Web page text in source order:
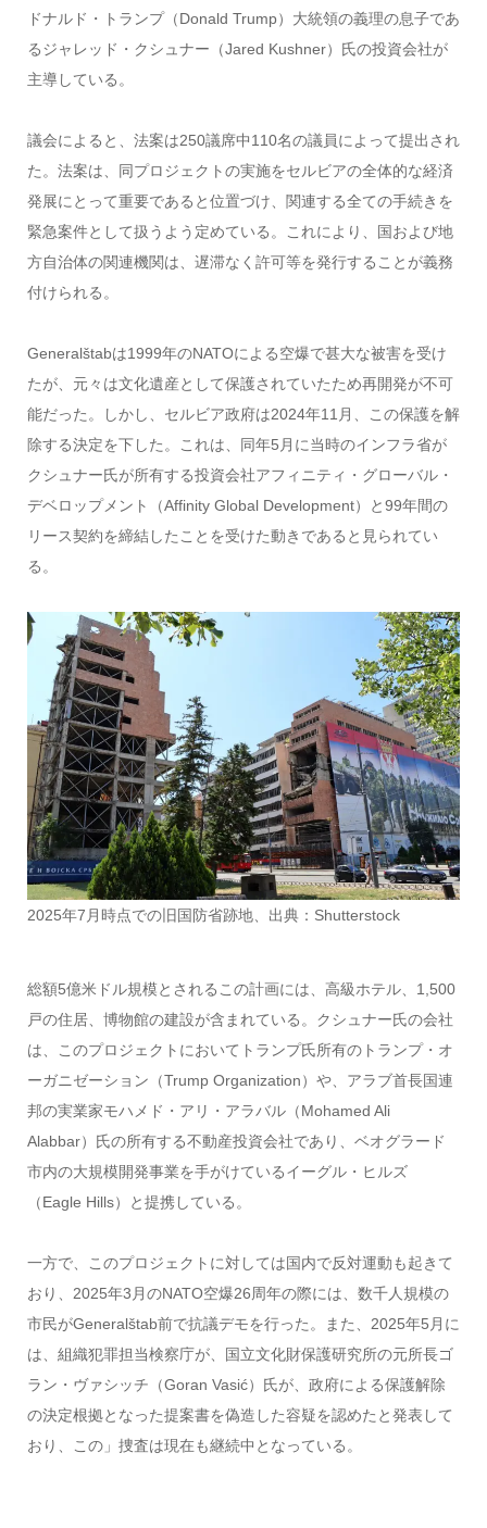
ドナルド・トランプ（Donald Trump）大統領の義理の息子であ
るジャレッド・クシュナー（Jared Kushner）氏の投資会社が
主導している。
議会によると、法案は250議席中110名の議員によって提出され
た。法案は、同プロジェクトの実施をセルビアの全体的な経済
発展にとって重要であると位置づけ、関連する全ての手続きを
緊急案件として扱うよう定めている。これにより、国および地
方自治体の関連機関は、遅滞なく許可等を発行することが義務
付けられる。
Generalštabは1999年のNATOによる空爆で甚大な被害を受け
たが、元々は文化遺産として保護されていたため再開発が不可
能だった。しかし、セルビア政府は2024年11月、この保護を解
除する決定を下した。これは、同年5月に当時のインフラ省が
クシュナー氏が所有する投資会社アフィニティ・グローバル・
デベロップメント（Affinity Global Development）と99年間の
リース契約を締結したことを受けた動きであると見られてい
る。
2025年7月時点での旧国防省跡地、出典：Shutterstock
総額5億米ドル規模とされるこの計画には、高級ホテル、1,500
戸の住居、博物館の建設が含まれている。クシュナー氏の会社
は、このプロジェクトにおいてトランプ氏所有のトランプ・オ
ーガニゼーション（Trump Organization）や、アラブ首長国連
邦の実業家モハメド・アリ・アラバル（Mohamed Ali
Alabbar）氏の所有する不動産投資会社であり、ベオグラード
市内の大規模開発事業を手がけているイーグル・ヒルズ
（Eagle Hills）と提携している。
一方で、このプロジェクトに対しては国内で反対運動も起きて
おり、2025年3月のNATO空爆26周年の際には、数千人規模の
市民がGeneralštab前で抗議デモを行った。また、2025年5月に
は、組織犯罪担当検察庁が、国立文化財保護研究所の元所長ゴ
ラン・ヴァシッチ（Goran Vasić）氏が、政府による保護解除
の決定根拠となった提案書を偽造した容疑を認めたと発表して
おり、この」捜査は現在も継続中となっている。